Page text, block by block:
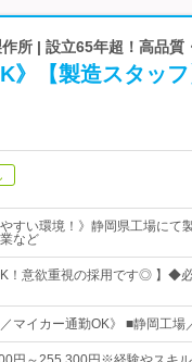
所 | 設立65年超！高品
》【製造スタッ
やすい環境！》静岡県工場にて
など
！意欲重視の採用です◎ 】◆
／マイカー通勤OK》 ■静岡工